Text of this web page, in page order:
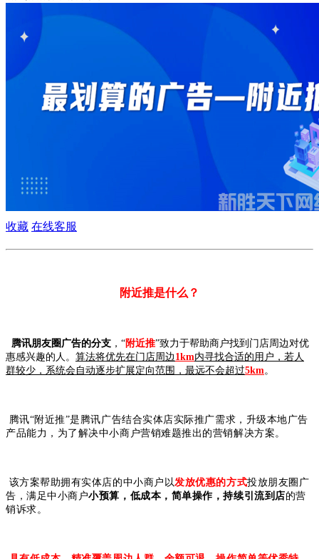
收藏 在线客服
附近推是什么？
腾讯朋友圈广告的分支 ，“附近推”致力于帮助商户找到门店周边对优
惠感兴趣的人。 算法将优先在门店周边 1km内寻找合适的用户，若人
群较少，系统会自动逐步扩展定向范围，最远不会超过5km。
腾讯“附近推”是腾讯广告结合实体店实际推广需求，升级本地广告
产品能力，为了解决中小商户营销难题推出的营销解决方案。
该方案帮助拥有实体店的中小商户以发放优惠的方式投放朋友圈广
告，满足中小商户小预算，低成本，简单操作，持续引流到店的营
销诉求。